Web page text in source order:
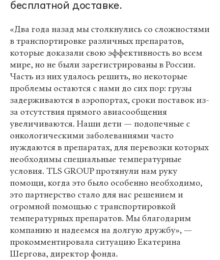
бесплатной доставке.
«Два года назад мы столкнулись со сложностями
в транспортировке различных препаратов,
которые доказали свою эффективность во всем
мире, но не были зарегистрированы в России.
Часть из них удалось решить, но некоторые
проблемы остаются с нами до сих пор: грузы
задерживаются в аэропортах, сроки поставок из-
за отсутствия прямого авиасообщения
увеличиваются. Наши дети — подопечные с
онкологическими заболеваниями часто
нуждаются в препаратах, для перевозки которых
необходимы специальные температурные
условия. TLS GROUP протянули нам руку
помощи, когда это было особенно необходимо,
это партнерство стало для нас решением и
огромной помощью с транспортировкой
температурных препаратов. Мы благодарим
компанию и надеемся на долгую дружбу», —
прокомментировала ситуацию Екатерина
Шергова, директор фонда.